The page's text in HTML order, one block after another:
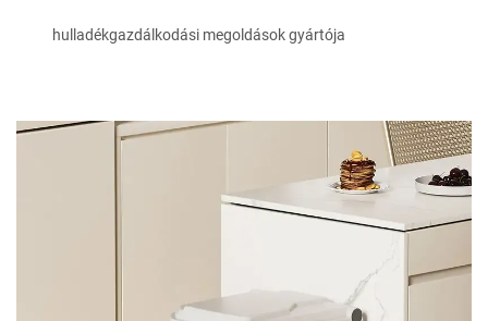
hulladékgazdálkodási megoldások gyártója